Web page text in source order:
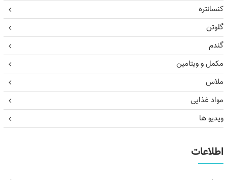
کنسانتره
گلوتن
گندم
مکمل و ویتامین
ملاس
مواد غذایی
ویدیو ها
اطلاعات